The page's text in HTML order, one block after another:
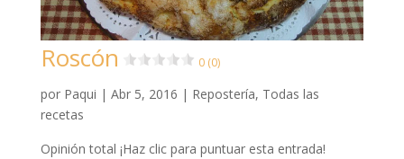
Roscón 0 (0)
por Paqui | Abr 5, 2016 | Repostería, Todas las
recetas
Opinión total ¡Haz clic para puntuar esta entrada!